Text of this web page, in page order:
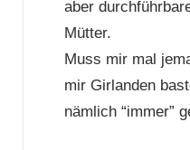
aber
Mütter.
Muss mir mal
mir Girlanden
nämlich “immer”